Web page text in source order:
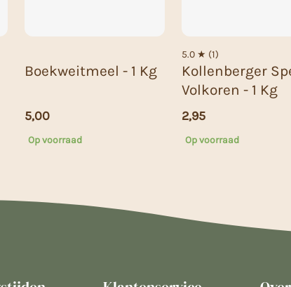
Boekweitmeel - 1 Kg
5,00
Op voorraad
5.0 ★ (1)
Kollenberger
Volkoren - 1 Kg
2,95
Op voorraad